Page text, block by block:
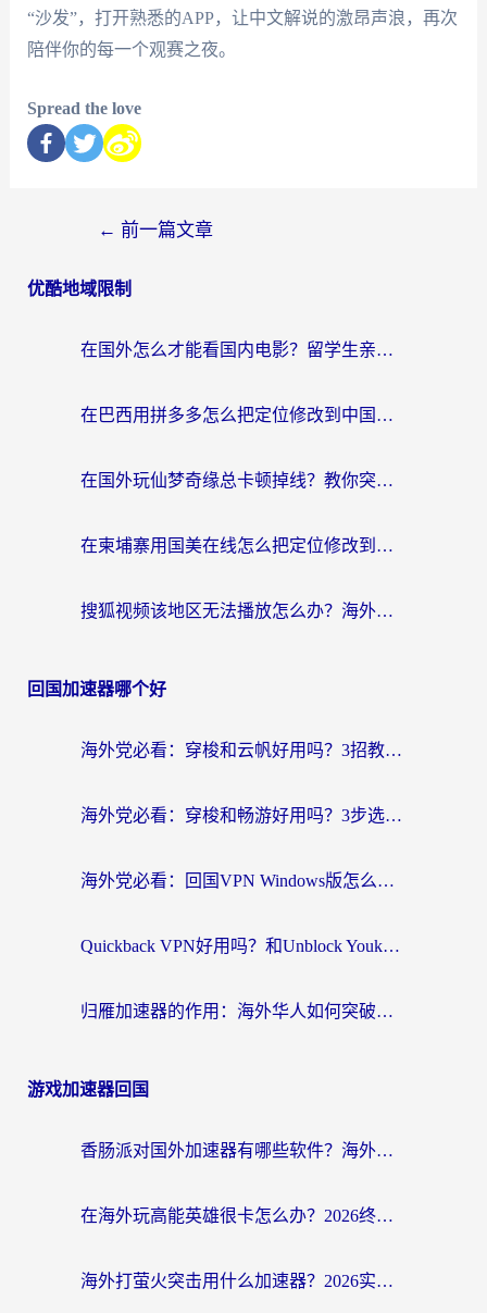
“沙发”，打开熟悉的APP，让中文解说的激昂声浪，再次
陪伴你的每一个观赛之夜。
Spread the love
← 前一篇文章
优酷地域限制
在国外怎么才能看国内电影？留学生亲测有效的地域限制突破指南
在巴西用拼多多怎么把定位修改到中国国内？3步解决海外党痛点，附芒果TV伊对可用攻略
在国外玩仙梦奇缘总卡顿掉线？教你突破限制+搞定追剧查诉讼的实用攻略
在柬埔寨用国美在线怎么把定位修改到中国国内？3个海外生活痛点一次解决
搜狐视频该地区无法播放怎么办？海外党亲测有效的回国加速指南
回国加速器哪个好
海外党必看：穿梭和云帆好用吗？3招教你选对回国加速器（附PTT翻墙+QuickbackFly2CN对比）
海外党必看：穿梭和畅游好用吗？3步选对回国加速器，无缝刷国内剧玩国服
海外党必看：回国VPN Windows版怎么选？3步找到最适合你的无缝访问方案
Quickback VPN好用吗？和Unblock YoukuVPN对比哪个回国效果更好？海外党无缝访问国内资源的实用指南
归雁加速器的作用：海外华人如何突破地域限制，无缝拥抱国内资源？
游戏加速器回国
香肠派对国外加速器有哪些软件？海外玩家国服畅玩终极指南（附实测推荐）
在海外玩高能英雄很卡怎么办？2026终极指南帮你告别延迟卡顿
海外打萤火突击用什么加速器？2026实测靠谱方案+多游戏适配指南